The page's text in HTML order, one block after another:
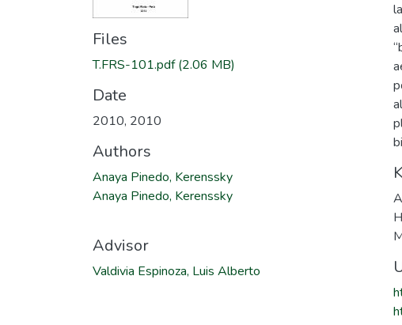
Files
T.FRS-101.pdf(2.06 MB)
Date
2010, 2010
Authors
Anaya Pinedo, Kerenssky
Anaya Pinedo, Kerenssky
Advisor
Valdivia Espinoza, Luis Alberto